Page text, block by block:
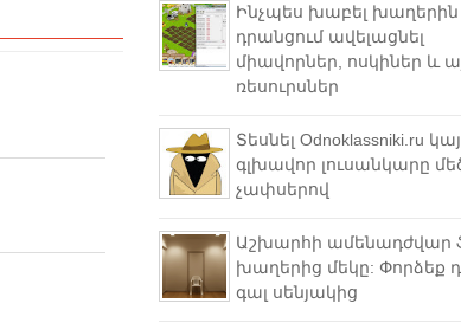
Ինչպես խաբել խաղերին
դրանցում ավելացնել
միավորներ, ոսկիներ և
ռեսուրսներ
Տեսնել Odnoklassniki.ru
գլխավոր լուսանկարը
չափսերով
Աշխարհի ամենադժվար
խաղերից մեկը: Փորձեք
գալ սենյակից